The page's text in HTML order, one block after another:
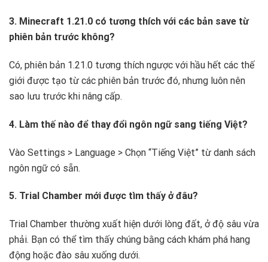
3. Minecraft 1.21.0 có tương thích với các bản save từ
phiên bản trước không?
Có, phiên bản 1.21.0 tương thích ngược với hầu hết các thế
giới được tạo từ các phiên bản trước đó, nhưng luôn nên
sao lưu trước khi nâng cấp.
4. Làm thế nào để thay đổi ngôn ngữ sang tiếng Việt?
Vào Settings > Language > Chọn “Tiếng Việt” từ danh sách
ngôn ngữ có sẵn.
5. Trial Chamber mới được tìm thấy ở đâu?
Trial Chamber thường xuất hiện dưới lòng đất, ở độ sâu vừa
phải. Bạn có thể tìm thấy chúng bằng cách khám phá hang
động hoặc đào sâu xuống dưới.